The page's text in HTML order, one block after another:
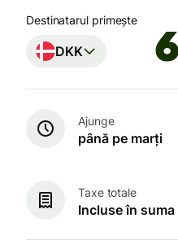
Destinatarul primește
DKK
Ajunge
până pe marți
Taxe totale
Incluse în suma